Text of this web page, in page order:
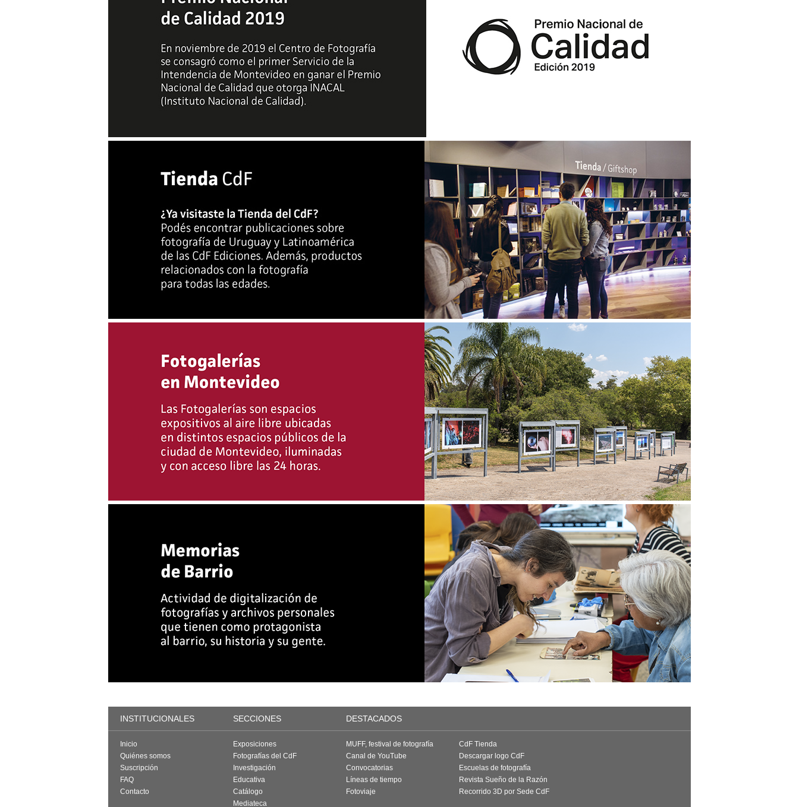
INSTITUCIONALES SECCIONES DESTACADOS
Inicio
Quiénes somos
Suscripción
FAQ
Contacto
Exposiciones
Fotografías del CdF
Investigación
Educativa
Catálogo
Mediateca
MUFF, festival de fotografía
Canal de YouTube
Convocatorias
Líneas de tiempo
Fotoviaje
CdF Tienda
Descargar logo CdF
Escuelas de fotografía
Revista Sueño de la Razón
Recorrido 3D por Sede CdF